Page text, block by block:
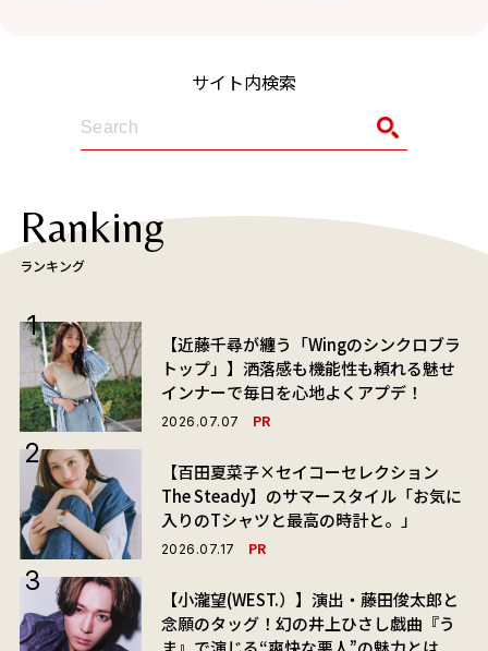
サイト内検索
Ranking
ランキング
【近藤千尋が纏う「Wingのシンクロブラ
トップ」】洒落感も機能性も頼れる魅せ
インナーで毎日を心地よくアプデ！
2026.07.07 PR
【百田夏菜子×セイコーセレクション
The Steady】のサマースタイル「お気に
入りのTシャツと最高の時計と。」
2026.07.17 PR
【小瀧望(WEST.）】演出・藤田俊太郎と
念願のタッグ！幻の井上ひさし戯曲『う